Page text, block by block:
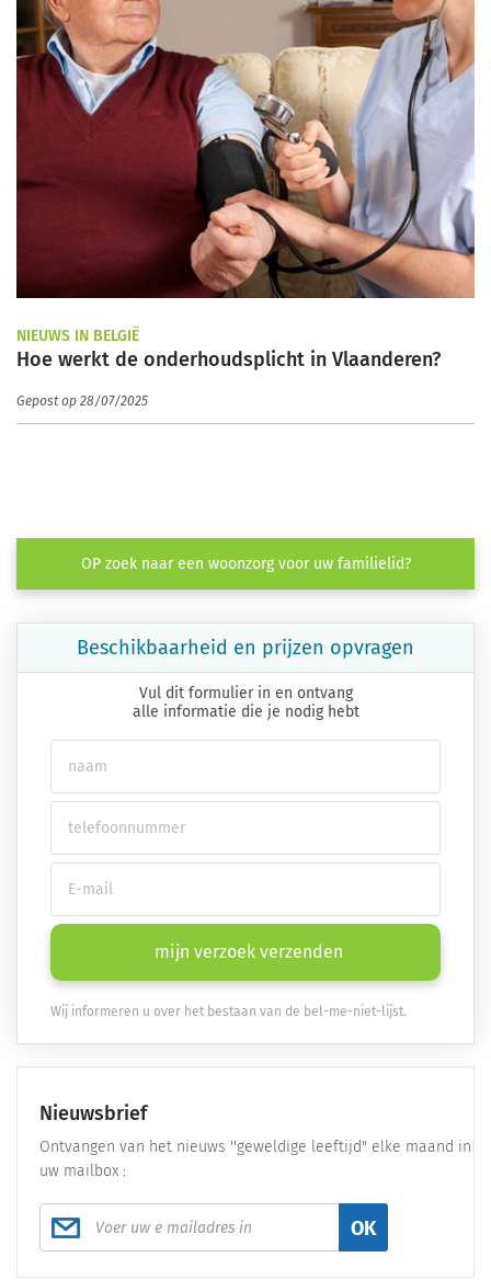
NIEUWS IN BELGIË
Hoe werkt de onderhoudsplicht in Vlaanderen?
Gepost op 28/07/2025
OP zoek naar een woonzorg voor uw familielid?
Beschikbaarheid en prijzen opvragen
Vul dit formulier in en ontvang
alle informatie die je nodig hebt
mijn verzoek verzenden
Wij informeren u over het bestaan van de bel-me-niet-lijst.
Nieuwsbrief
Ontvangen van het nieuws ''geweldige leeftijd" elke maand in
uw mailbox :
OK